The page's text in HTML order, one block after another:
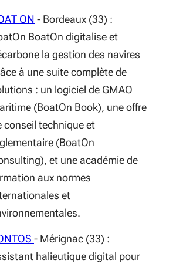
ON (S'ouvre dans une nouvelle
- Bordeaux (33) :
BoatOn digitalise et
la gestion des navires
à une suite complète de
: un logiciel de GMAO
(BoatOn Book), une offre
conseil technique et
(BoatOn
et une académie de
aux normes
et
(S'ouvre dans une nouvelle
- Mérignac (33) :
halieutique digital pour